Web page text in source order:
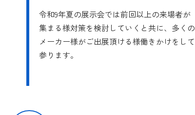
令和9年夏の展示会では前回以上の来場者が
集まる様対策を検討していくと共に、多くの
メーカー様がご出展頂ける様働きかけをして
参ります。